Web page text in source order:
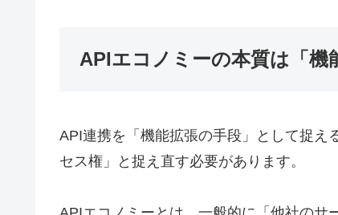
APIエコノミーの本質は「機
API連携を「機能拡張の手段」として捉え
セス権」と捉え直す必要があります。